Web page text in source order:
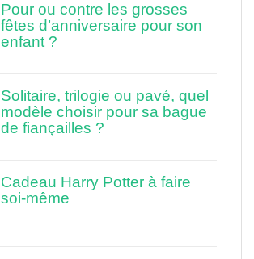
Pour ou contre les grosses
fêtes d’anniversaire pour son
enfant ?
Solitaire, trilogie ou pavé, quel
modèle choisir pour sa bague
de fiançailles ?
Cadeau Harry Potter à faire
soi-même